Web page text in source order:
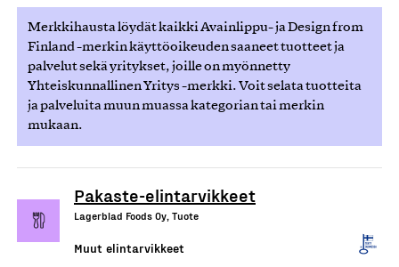
Merkkihausta löydät kaikki Avainlippu- ja Design from
Finland -merkin käyttöoikeuden saaneet tuotteet ja
palvelut sekä yritykset, joille on myönnetty
Yhteiskunnallinen Yritys -merkki. Voit selata tuotteita
ja palveluita muun muassa kategorian tai merkin
mukaan.
Pakaste-elintarvikkeet
Lagerblad Foods Oy, Tuote
Muut elintarvikkeet